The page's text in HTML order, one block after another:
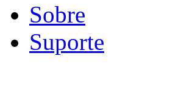
Sobre
Suporte